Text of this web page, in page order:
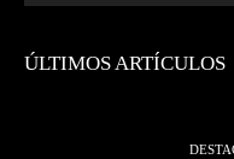
ÚLTIMOS ARTÍCULOS